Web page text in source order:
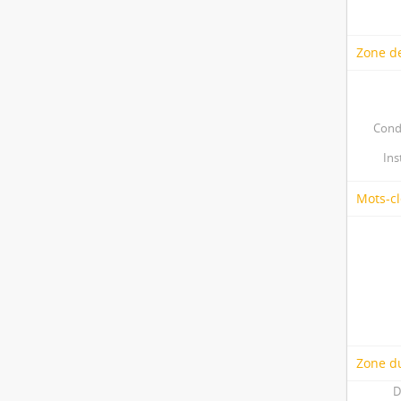
Zone
Mots-
Zone